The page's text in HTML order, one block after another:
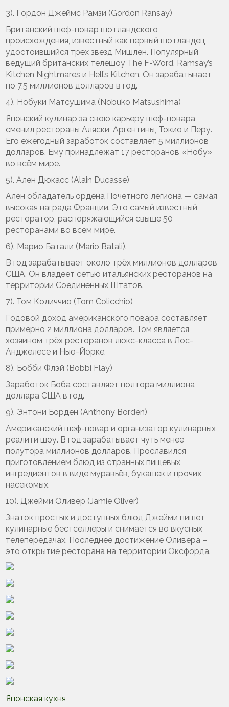
3). Гордон Джеймс Рамзи (Gordon Ransay)
Британский шеф-повар шотландского
происхождения, известный как первый шотландец
удостоившийся трёх звезд Мишлен. Популярный
ведущий британских телешоу The F-Word, Ramsay’s
Kitchen Nightmares и Hell’s Kitchen. Он зарабатывает
по 7,5 миллионов долларов в год.
4). Нобуки Матсушима (Nobuko Matsushima)
Японский кулинар за свою карьеру шеф-повара
сменил рестораны Аляски, Аргентины, Токио и Перу.
Его ежегодный заработок составляет 5 миллионов
долларов. Ему принадлежат 17 ресторанов «Нобу»
во всём мире.
5). Ален Дюкасс (Alain Ducasse)
Ален обладатель ордена Почетного легиона — самая
высокая награда Франции. Это самый известный
ресторатор, распоряжающийся свыше 50
ресторанами во всём мире.
6). Марио Батали (Mario Batali).
В год зарабатывает около трёх миллионов долларов
США. Он владеет сетью итальянских ресторанов на
территории Соединённых Штатов.
7). Том Количчио (Tom Colicchio)
Годовой доход американского повара составляет
примерно 2 миллиона долларов. Том является
хозяином трёх ресторанов люкс-класса в Лос-
Анджелесе и Нью-Йорке.
8). Бобби Флэй (Bobbi Flay)
Заработок Боба составляет полтора миллиона
доллара США в год.
9). Энтони Борден (Anthony Borden)
Американский шеф-повар и организатор кулинарных
реалити шоу. В год зарабатывает чуть менее
полутора миллионов долларов. Прославился
приготовлением блюд из странных пищевых
ингредиентов в виде муравьёв, букашек и прочих
насекомых.
10). Джейми Оливер (Jamie Oliver)
Знаток простых и доступных блюд Джейми пишет
кулинарные бестселлеры и снимается во вкусных
телепередачах. Последнее достижение Оливера –
это открытие ресторана на территории Оксфорда.
Японская кухня